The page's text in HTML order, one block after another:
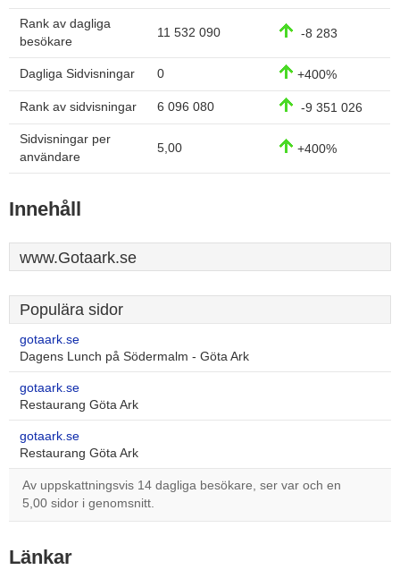
Rank av dagliga
besökare
11 532 090 -8 283
Dagliga Sidvisningar 0 +400%
Rank av sidvisningar 6 096 080 -9 351 026
Sidvisningar per
användare
5,00 +400%
Innehåll
www.Gotaark.se
Populära sidor
gotaark.se
Dagens Lunch på Södermalm - Göta Ark
gotaark.se
Restaurang Göta Ark
gotaark.se
Restaurang Göta Ark
Av uppskattningsvis 14 dagliga besökare, ser var och en
5,00 sidor i genomsnitt.
Länkar